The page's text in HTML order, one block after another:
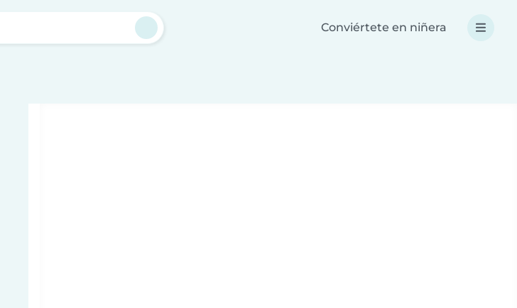
Conviértete en niñera